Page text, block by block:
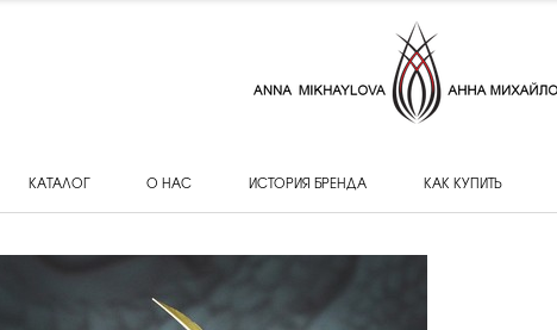
КАТАЛОГ О НАС ИСТОРИЯ БРЕНДА КАК КУПИТЬ